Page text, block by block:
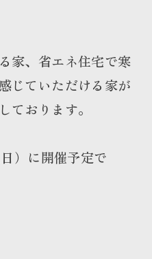
家、省エネ住宅で寒
じていただける家が
ております。
）に開催予定で